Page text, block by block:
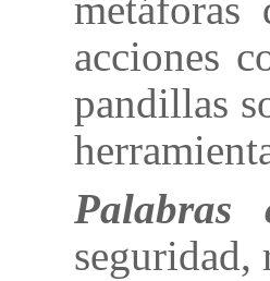
acciones
pandillas
Palabras